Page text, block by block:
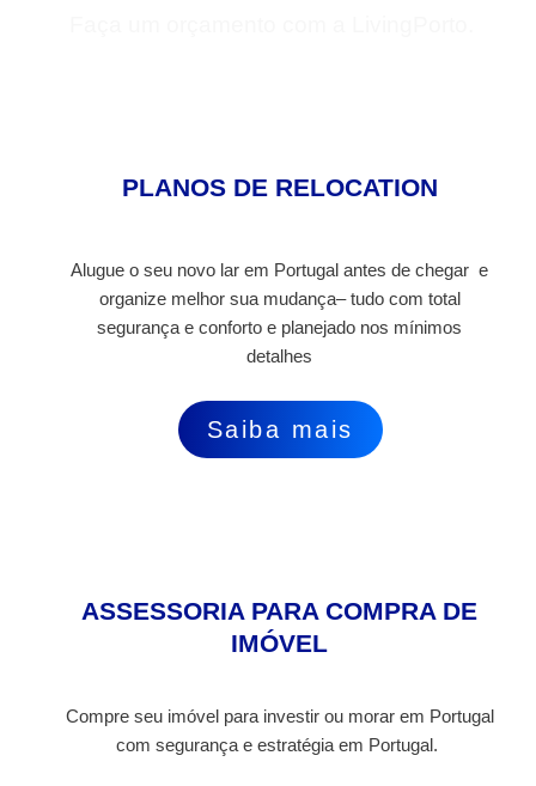
PLANOS DE RELOCATION
Alugue o seu novo lar em Portugal antes de chegar e
organize melhor sua mudança– tudo com total
segurança e conforto e planejado nos mínimos
detalhes
Saiba mais
ASSESSORIA PARA COMPRA DE
IMÓVEL
Compre seu imóvel para investir ou morar em Portugal
com segurança e estratégia em Portugal.